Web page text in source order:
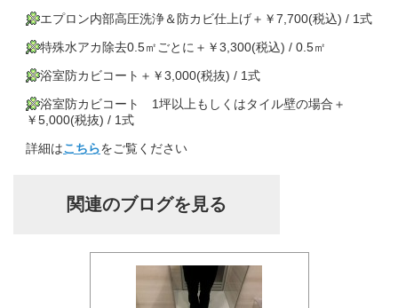
エプロン内部高圧洗浄＆防カビ仕上げ＋￥7,700(税込) / 1式
特殊水アカ除去0.5㎡ごとに＋￥3,300(税込) / 0.5㎡
浴室防カビコート＋￥3,000(税抜) / 1式
浴室防カビコート 1坪以上もしくはタイル壁の場合＋
￥5,000(税抜) / 1式
詳細はこちらをご覧ください
関連のブログを見る